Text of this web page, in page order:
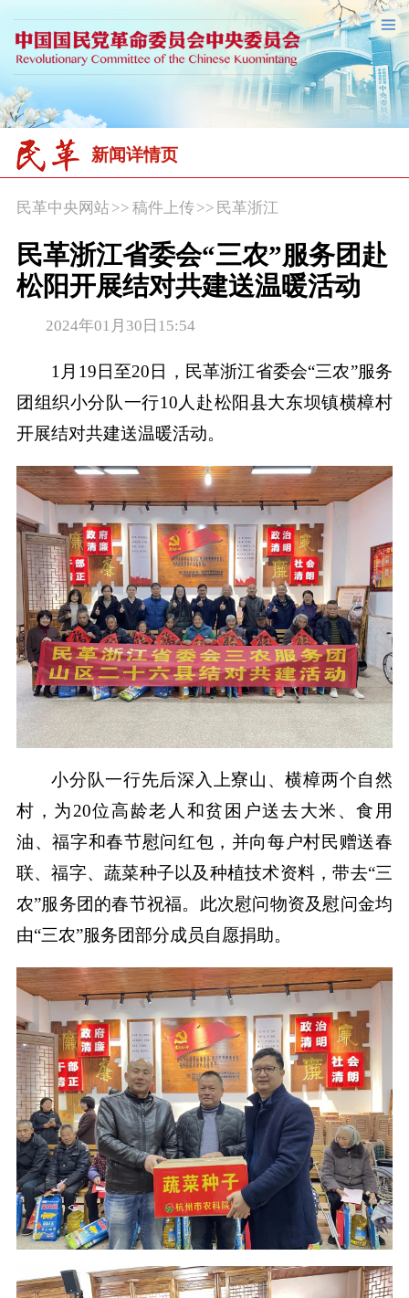
新闻详情页
民革中央网站>> 稿件上传 >> 民革浙江
民革浙江省委会“三农”服务团赴
松阳开展结对共建送温暖活动
2024年01月30日15:54
1月19日至20日，民革浙江省委会“三农”服务
团组织小分队一行10人赴松阳县大东坝镇横樟村
开展结对共建送温暖活动。
小分队一行先后深入上寮山、横樟两个自然
村，为20位高龄老人和贫困户送去大米、食用
油、福字和春节慰问红包，并向每户村民赠送春
联、福字、蔬菜种子以及种植技术资料，带去“三
农”服务团的春节祝福。此次慰问物资及慰问金均
由“三农”服务团部分成员自愿捐助。